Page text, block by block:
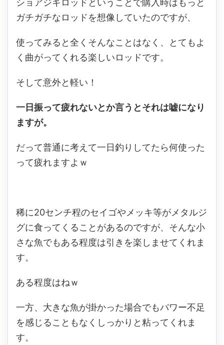
ショアジギロッドということで購入時はもっと
ガチガチなロッドを想像していたのですが、
使ってみると全くそんなことはなく、とてもよ
く曲がってくれる楽しいロッドです。
そして意外と軽い！
一日振って疲れないとか言うとそれは嘘になり
ますが。
だって普通に考えて一日釣りしてたら何使った
って疲れますよｗ
稀に20センチ程のセイゴやメッキ等がメタルジ
グに食ってくることがあるのですが、そんな小
さな魚でもある程度は引きを楽しませてくれま
す。
ある程度はねｗ
一方、大きな魚が掛かった場合でもパワー不足
を感じることもなくしっかりと粘ってくれま
す。